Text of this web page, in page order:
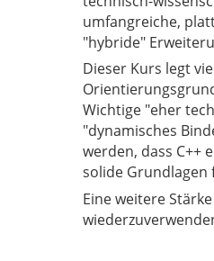
umfangreiche,
"hybride"
Dieser Kurs legt
Wichtige "eher
"dynamisches
werden, dass C++
solide Grundlagen
Eine weitere